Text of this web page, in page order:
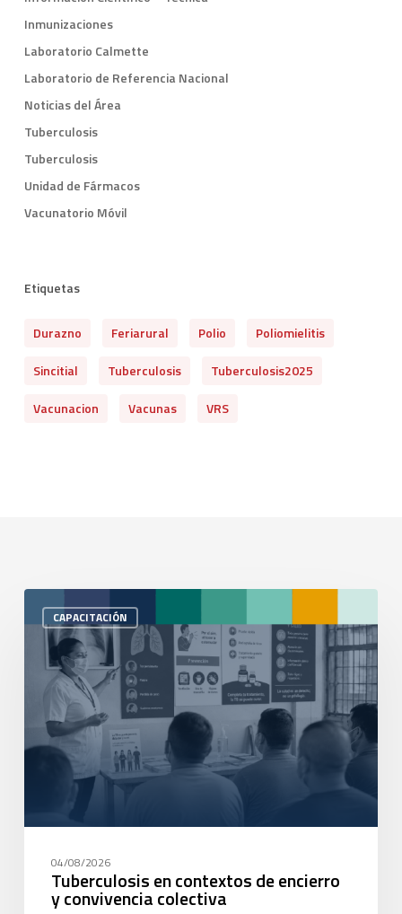
Inmunizaciones
Laboratorio Calmette
Laboratorio de Referencia Nacional
Noticias del Área
Tuberculosis
Tuberculosis
Unidad de Fármacos
Vacunatorio Móvil
Etiquetas
Durazno Feriarural Polio
Poliomielitis
Sincitial
Tuberculosis
Tuberculosis2025
Vacunacion
Vacunas VRS
CAPACITACIÓN
04/08/2026
Tuberculosis en contextos de encierro
y convivencia colectiva